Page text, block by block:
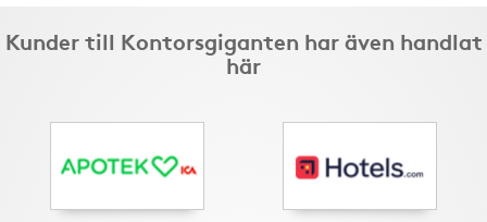
Kunder till Kontorsgiganten har även handlat
här